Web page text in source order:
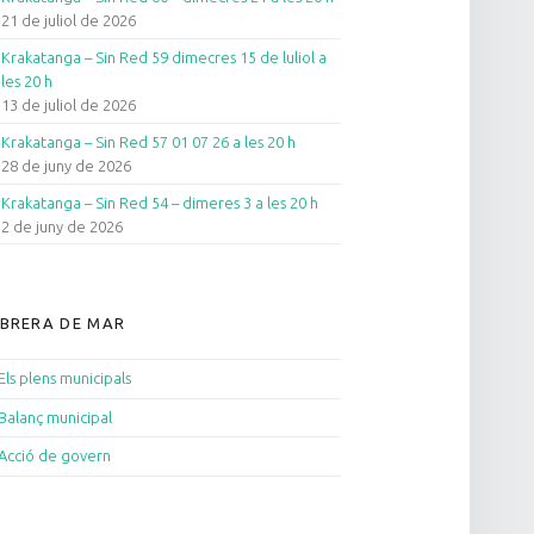
21 de juliol de 2026
Krakatanga – Sin Red 59 dimecres 15 de luliol a
les 20 h
13 de juliol de 2026
Krakatanga – Sin Red 57 01 07 26 a les 20 h
28 de juny de 2026
Krakatanga – Sin Red 54 – dimeres 3 a les 20 h
2 de juny de 2026
DE MAR
plens municipals
municipal
de govern